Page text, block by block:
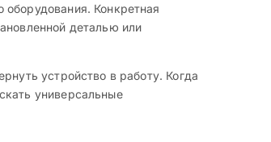
Конкретная
деталью или
устройство в работу. Когда
универсальные